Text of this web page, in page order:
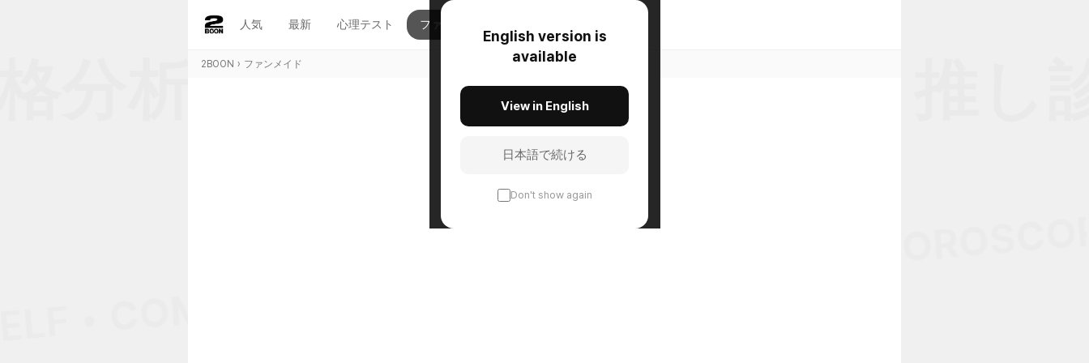
分析 • 本当の私 • 相性診断 • 推
人気 最新 心理テスト ファンメイド
2BOON › ファンメイド
English version is
available
View in English
日本語で続ける
Don't show again